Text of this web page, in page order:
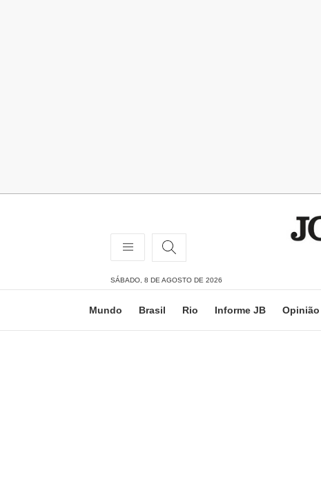
SÁBADO, 8 DE AGOSTO DE 2026
Mundo Brasil Rio Informe JB Opinião